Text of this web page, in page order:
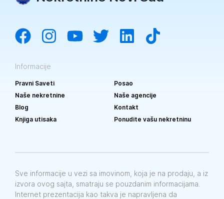
Informacije
Pravni Saveti
Posao
Naše nekretnine
Naše agencije
Blog
Kontakt
Knjiga utisaka
Ponudite vašu nekretninu
Sve informacije u vezi sa imovinom, koja je na prodaju, a iz
izvora ovog sajta, smatraju se pouzdanim informacijama.
Internet prezentacija kao takva je napravljena da